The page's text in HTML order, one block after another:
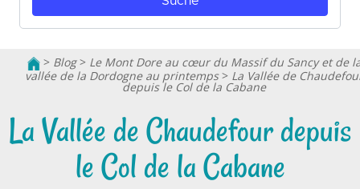
> Blog> Le Mont Dore au cœur du Massif du Sancy et de
vallée de la Dordogne au printemps> La Vallée de
depuis le Col de la Cabane
La Vallée de Chaudefour depuis
le Col de la Cabane